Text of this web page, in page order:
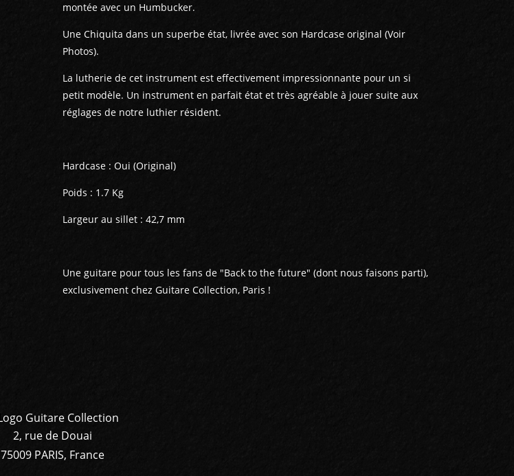
montée avec un Humbucker.
Une Chiquita dans un superbe état, livrée avec son Hardcase original (Voir
Photos).
La lutherie de cet instrument est effectivement impressionnante pour un si
petit modèle. Un instrument en parfait état et très agréable à jouer suite aux
réglages de notre luthier résident.
Hardcase : Oui (Original)
Poids : 1.7 Kg
Largeur au sillet : 42,7 mm
Une guitare pour tous les fans de "Back to the future" (dont nous faisons parti),
exclusivement chez Guitare Collection, Paris !
2, rue de Douai
75009 PARIS, France